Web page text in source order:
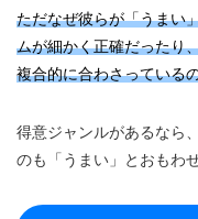
ただなぜ彼らが「うまい
ムが細かく正確だったり
複合的に合わさっている
得意ジャンルがあるなら
のも「うまい」とおもわ